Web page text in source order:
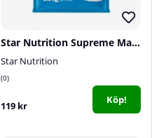
Star Nutrition Supreme Maltodextrin, 1,5 kg
Star Nutrition
0
119 kr Köp!